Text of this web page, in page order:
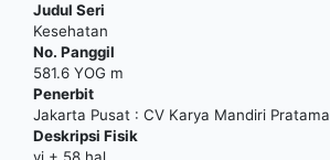
Judul Seri
Kesehatan
No. Panggil
581.6 YOG m
Penerbit
Jakarta Pusat : CV Karya Mandiri Pratama
Deskripsi Fisik